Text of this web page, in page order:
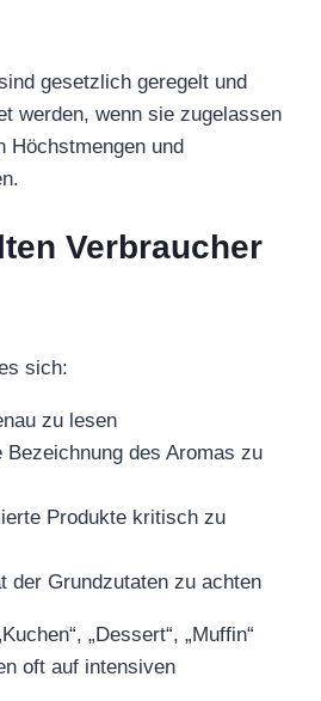
gesetzlich geregelt und
werden, wenn sie zugelassen
Höchstmengen und
Verbraucher
sich:
zu lesen
Bezeichnung des Aromas zu
Produkte kritisch zu
der Grundzutaten zu achten
„Dessert“, „Muffin“
oft auf intensiven